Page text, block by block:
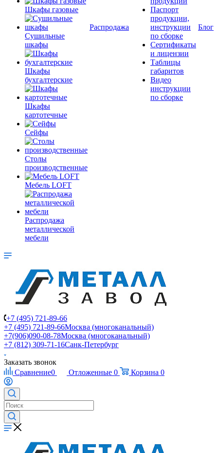
Шкафы газовые
Сушильные
шкафы
Шкафы
бухгалтерские
Шкафы
картотечные
Сейфы
Столы
производственные
Мебель LOFT
Распродажа
металлической
мебели
Распродажа
Паспорт
продукции,
инструкции
по сборке
Сертификаты
и лицензии
Таблицы
габаритов
Видео
инструкции
по сборке
Блог
+7 (495) 721-89-66
+7 (495) 721-89-66Москва (многоканальный)
+7(906)090-08-78Москва (многоканальный)
+7 (812) 309-71-16Санк-Петербург
Заказать звонок
Сравнение0 Отложенные 0 Корзина 0